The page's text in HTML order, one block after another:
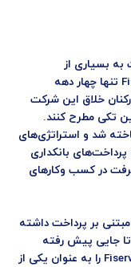
بسیاری از
شرکت‌های فین تک جوان‌تر است. از عمر Fiserv تنها چهار دهه
و کارکنان خلاق این شرکت
تکی مطرح کنند.
شد و استراتژی‌های
پرداخت‌های بانکداری
در کسب وکارهای
بر پرداخت داشته
جایی پیش رفته
است که مجله فورچون برای چند سال متوالی Fiserv را به عنوان یکی از